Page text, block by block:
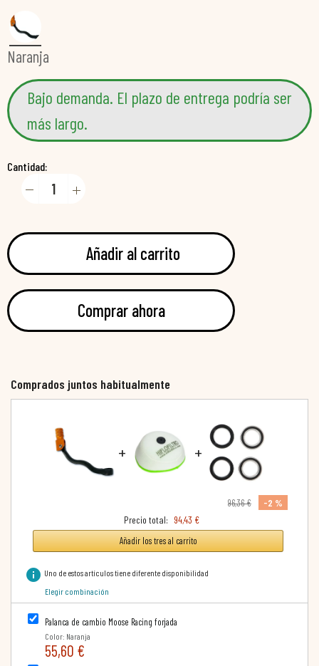
Naranja
Bajo demanda. El plazo de entrega podría ser
más largo.
Cantidad:
Añadir al carrito
Comprar ahora
Comprados juntos habitualmente
+ +
96,36 €
-2 %
Precio total: 94,43 €
Añadir los tres al carrito
info Uno de estos artículos tiene diferente disponibilidad
Elegir combinación
Palanca de cambio Moose Racing forjada
Color: Naranja
55,60 €